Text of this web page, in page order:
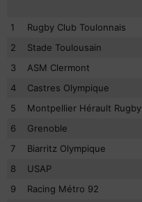
1
Rugby Club Toulonnais
2
Stade Toulousain
3
ASM Clermont
4
Castres Olympique
5
Montpellier Hérault Rugby
6
Grenoble
7
Biarritz Olympique
8
USAP
9
Racing Métro 92